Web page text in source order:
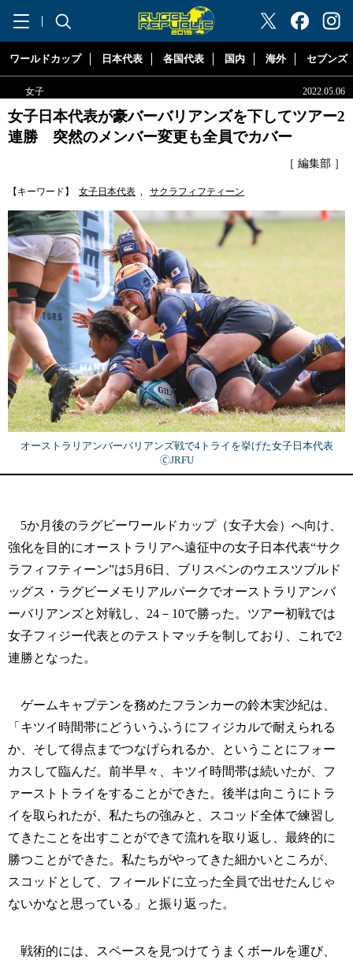
"ラグビーリパブリック"
ワールドカップ 日本代表 各国代表 国内 海外 セブンズ
女子 2022.05.06
女子日本代表が豪バーバリアンズを下してツアー2
連勝 突然のメンバー変更も全員でカバー
［ 編集部 ］
【キーワード】 女子日本代表 , サクラフィフティーン
オーストラリアンバーバリアンズ戦で4トライを挙げた女子日本代表
🄫JRFU
5か月後のラグビーワールドカップ（女子大会）へ向け、
強化を目的にオーストラリアへ遠征中の女子日本代表“サク
ラフィフティーン”は5月6日、ブリスベンのウエスツブルド
ッグス・ラグビーメモリアルパークでオーストラリアンバ
ーバリアンズと対戦し、24－10で勝った。ツアー初戦では
女子フィジー代表とのテストマッチを制しており、これで2
連勝となった。
ゲームキャプテンを務めたフランカーの鈴木実沙紀は、
「キツイ時間帯にどういうふうにフィジカルで耐えられる
か、そして得点までつなげられるか、ということにフォー
カスして臨んだ。前半早々、キツイ時間帯は続いたが、フ
ァーストトライをすることができた。後半は向こうにトラ
イを取られたが、私たちの強みと、スコッド全体で練習し
てきたことを出すことができて流れを取り返し、最終的に
勝つことができた。私たちがやってきた細かいところが、
スコッドとして、フィールドに立った全員で出せたんじゃ
ないかなと思っている」と振り返った。
戦術的には、スペースを見つけてうまくボールを運び、